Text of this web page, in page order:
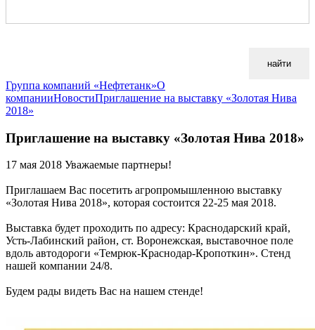
найти
Группа компаний «Нефтетанк»О
компанииНовостиПриглашение на выставку «Золотая Нива
2018»
Приглашение на выставку «Золотая Нива 2018»
17 мая 2018 Уважаемые партнеры!
Приглашаем Вас посетить агропромышленною выставку
«Золотая Нива 2018», которая состоится 22-25 мая 2018.
Выставка будет проходить по адресу: Краснодарский край,
Усть-Лабинский район, ст. Воронежская, выставочное поле
вдоль автодороги «Темрюк-Краснодар-Кропоткин». Стенд
нашей компании 24/8.
Будем рады видеть Вас на нашем стенде!